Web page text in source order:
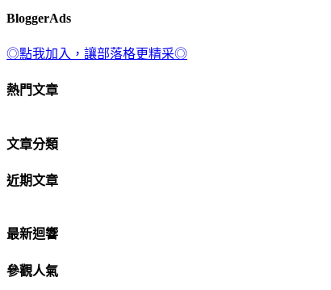
BloggerAds
◎點我加入，讓部落格更精采◎
熱門文章
文章分類
近期文章
最新迴響
參觀人氣